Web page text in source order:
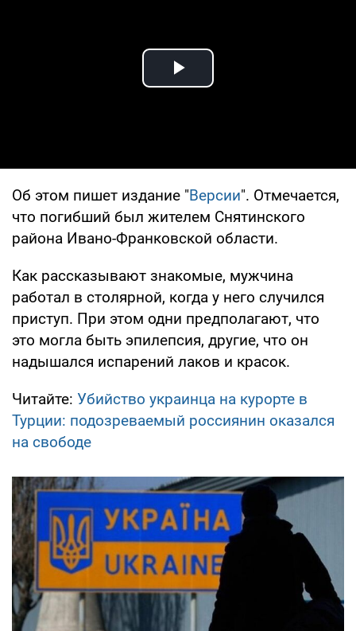
Play Video
Об этом пишет издание "Версии". Отмечается,
что погибший был жителем Снятинского
района Ивано-Франковской области.
Как рассказывают знакомые, мужчина
работал в столярной, когда у него случился
приступ. При этом одни предполагают, что
это могла быть эпилепсия, другие, что он
надышался испарений лаков и красок.
Читайте: Убийство украинца на курорте в
Турции: подозреваемый россиянин оказался
на свободе